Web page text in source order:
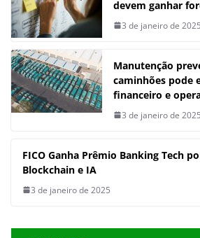
devem ganhar
3 de janeiro de 2025
Manutenção
caminhões pode
financeiro e
3 de janeiro de 2025
FICO Ganha Prêmio Banking Tech
Blockchain e IA
3 de janeiro de 2025